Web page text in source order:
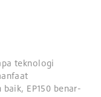
teknologi
EP150 benar-